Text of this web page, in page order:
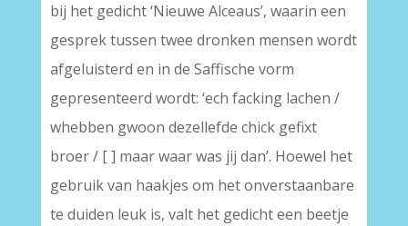
bij het gedicht ‘Nieuwe Alceaus’, waarin een
gesprek tussen twee dronken mensen wordt
afgeluisterd en in de Saffische vorm
gepresenteerd wordt: ‘ech facking lachen /
whebben gwoon dezellefde chick gefixt
broer / [ ] maar waar was jij dan’. Hoewel het
gebruik van haakjes om het onverstaanbare
te duiden leuk is, valt het gedicht een beetje